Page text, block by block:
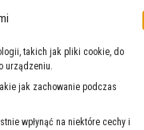
takich jak pliki cookie, do
urządzeniu.
jak zachowanie podczas
wpłynąć na niektóre cechy i
18.03.2026